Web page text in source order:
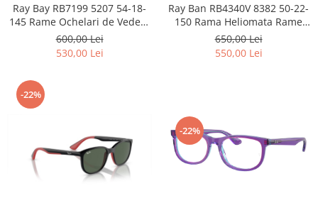
Titan + Aur
Titan + silicon
Ana Hickmann
Ben.X
Carolina Herrera
Cazal
Ray Bay RB7199 5207 54-18-
145 Rame Ochelari de Vedere
Ray Ban LITEFORCE
600,00 Lei
530,00 Lei
Ray Ban RB4340V 8382 50-22-
150 Rama Heliomata Rame
Ochelari de Vedere
650,00 Lei
550,00 Lei
-22%
-22%